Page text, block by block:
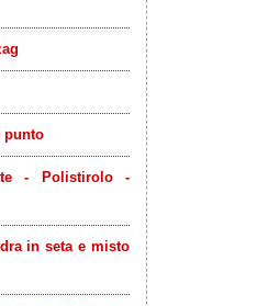
punto
- Polistirolo -
in seta e misto